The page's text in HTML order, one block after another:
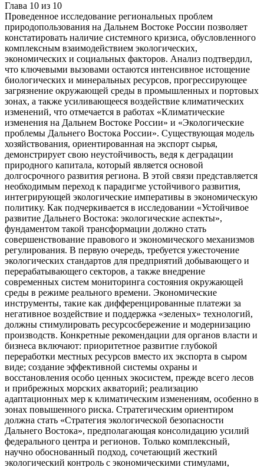
Глава 10 из 10
Проведенное исследование региональных проблем
природопользования на Дальнем Востоке России позволяет
констатировать наличие системного кризиса, обусловленного
комплексным взаимодействием экологических,
экономических и социальных факторов. Анализ подтвердил,
что ключевыми вызовами остаются интенсивное истощение
биологических и минеральных ресурсов, прогрессирующее
загрязнение окружающей среды в промышленных и портовых
зонах, а также усиливающееся воздействие климатических
изменений, что отмечается в работах «Климатические
изменения на Дальнем Востоке России» и «Экологические
проблемы Дальнего Востока России». Существующая модель
хозяйствования, ориентированная на экспорт сырья,
демонстрирует свою неустойчивость, ведя к деградации
природного капитала, который является основой
долгосрочного развития региона. В этой связи представляется
необходимым переход к парадигме устойчивого развития,
интегрирующей экологические императивы в экономическую
политику. Как подчеркивается в исследовании «Устойчивое
развитие Дальнего Востока: экологические аспекты»,
фундаментом такой трансформации должно стать
совершенствование правового и экономического механизмов
регулирования. В первую очередь, требуется ужесточение
экологических стандартов для предприятий добывающего и
перерабатывающего секторов, а также внедрение
современных систем мониторинга состояния окружающей
среды в режиме реального времени. Экономические
инструменты, такие как дифференцированные платежи за
негативное воздействие и поддержка «зеленых» технологий,
должны стимулировать ресурсосбережение и модернизацию
производств. Конкретные рекомендации для органов власти и
бизнеса включают: приоритетное развитие глубокой
переработки местных ресурсов вместо их экспорта в сыром
виде; создание эффективной системы охраны и
восстановления особо ценных экосистем, прежде всего лесов
и прибрежных морских акваторий; реализацию
адаптационных мер к климатическим изменениям, особенно в
зонах повышенного риска. Стратегическим ориентиром
должна стать «Стратегия экологической безопасности
Дальнего Востока», предполагающая консолидацию усилий
федерального центра и регионов. Только комплексный,
научно обоснованный подход, сочетающий жесткий
экологический контроль с экономическими стимулами,